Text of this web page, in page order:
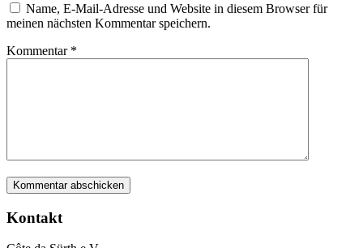
Name, E-Mail-Adresse und Website in diesem Browser für
meinen nächsten Kommentar speichern.
Kommentar *
Kontakt